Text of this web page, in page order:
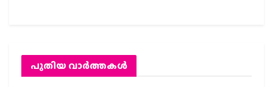
പുതിയ വാര്‍ത്തകള്‍